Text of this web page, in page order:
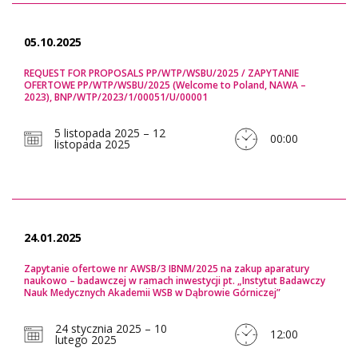
05.10.2025
REQUEST FOR PROPOSALS PP/WTP/WSBU/2025 / ZAPYTANIE
OFERTOWE PP/WTP/WSBU/2025 (Welcome to Poland, NAWA –
2023), BNP/WTP/2023/1/00051/U/00001
5 listopada 2025 – 12
listopada 2025 00:00
24.01.2025
Zapytanie ofertowe nr AWSB/3 IBNM/2025 na zakup aparatury
naukowo – badawczej w ramach inwestycji pt. „Instytut Badawczy
Nauk Medycznych Akademii WSB w Dąbrowie Górniczej”
24 stycznia 2025 – 10
lutego 2025 12:00